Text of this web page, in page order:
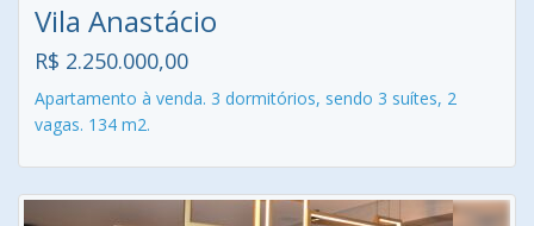
Vila Anastácio
R$ 2.250.000,00
Apartamento à venda. 3 dormitórios, sendo 3 suítes, 2
vagas. 134 m2.